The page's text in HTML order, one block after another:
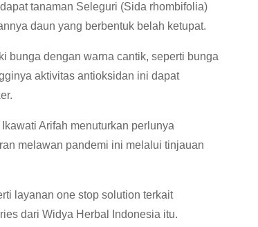
tanaman Seleguri (Sida rhombifolia)
daun yang berbentuk belah ketupat.
bunga dengan warna cantik, seperti bunga
aktivitas antioksidan ini dapat
Arifah menuturkan perlunya
melawan pandemi ini melalui tinjauan
layanan one stop solution terkait
dari Widya Herbal Indonesia itu.